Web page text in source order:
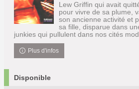
Lew Griffin qui avait
pour vivre de sa plume,
son ancienne activité et
sa fille, disparue dans
junkies qui pullulent dans nos cités
Plus d'infos
Disponible